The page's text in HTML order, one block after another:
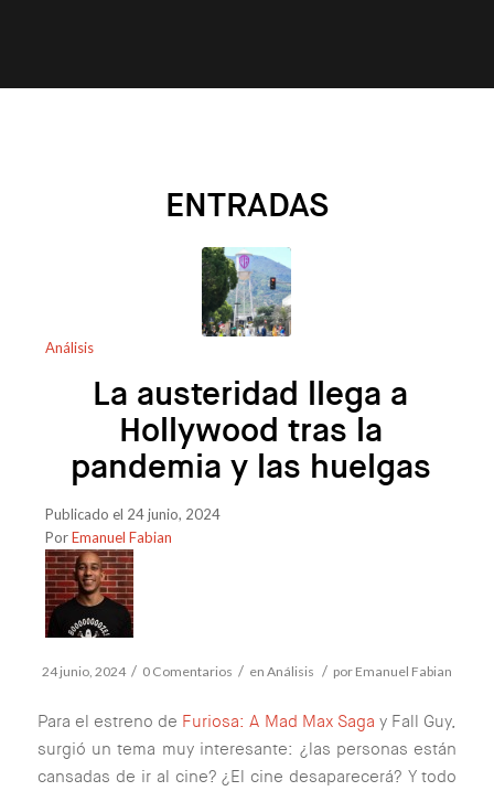
ENTRADAS
Análisis
La austeridad llega a
Hollywood tras la
pandemia y las huelgas
Publicado el 24 junio, 2024
PorEmanuel Fabian
24 junio, 2024 / 0 Comentarios / en Análisis / por Emanuel Fabian
Para el estreno de Furiosa: A Mad Max Saga y Fall Guy,
surgió un tema muy interesante: ¿las personas están
cansadas de ir al cine? ¿El cine desaparecerá? Y todo